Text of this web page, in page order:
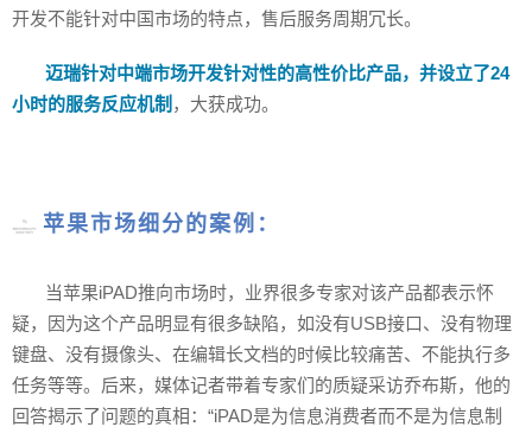
开发不能针对中国市场的特点，售后服务周期冗长。
迈瑞针对中端市场开发针对性的高性价比产品，并设立了24
小时的服务反应机制 ，大获成功。
苹果市场细分的案例：
当苹果iPAD推向市场时，业界很多专家对该产品都表示怀
疑，因为这个产品明显有很多缺陷，如没有USB接口、没有物理
键盘、没有摄像头、在编辑长文档的时候比较痛苦、不能执行多
任务等等。后来，媒体记者带着专家们的质疑采访乔布斯，他的
回答揭示了问题的真相：“iPAD是为信息消费者而不是为信息制